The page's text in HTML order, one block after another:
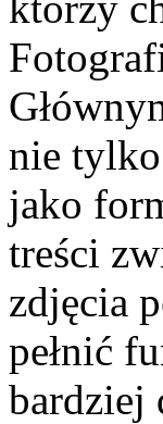
nie tylko
jako
treści
zdjęcia
pełnić
bardziej